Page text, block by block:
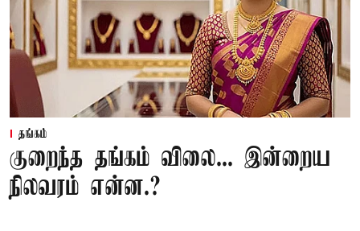
தங்கம்
குறைந்த தங்கம் விலை... இன்றைய
நிலவரம் என்ன.?